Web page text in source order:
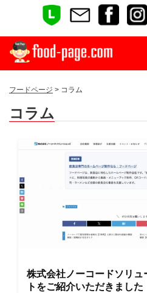
フードページ > コラム
コラム
株式会社ノーコードソリュ
トをご紹介いただきました